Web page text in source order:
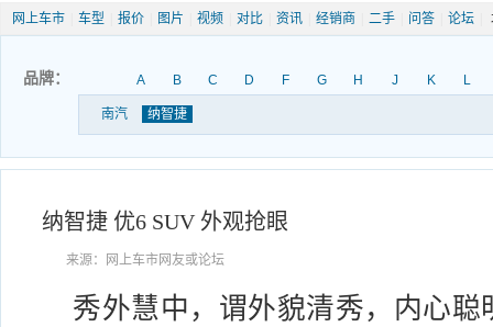
网上车市 车型 报价 图片 视频 对比 资讯 经销商 二手 问答 论坛
品牌： A B C D F G H J K L
南汽 纳智捷
纳智捷 优6 SUV 外观抢眼
来源：网上车市网友或论坛
秀外慧中，谓外貌清秀，内心